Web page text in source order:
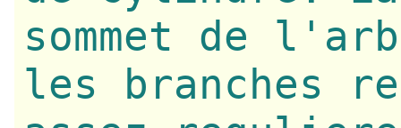
sommet de
les branches